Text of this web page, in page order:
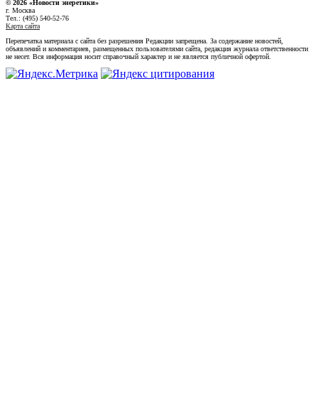
© 2026 «Новости энеретики»
г. Москва
Тел.: (495) 540-52-76
Карта сайта
Перепечатка материала с сайта без разрешения Редакции запрещена. За содержание новостей,
объявлений и комментариев, размещенных пользователями сайта, редакция журнала ответственности
не несет. Вся информация носит справочный характер и не является публичной офертой.